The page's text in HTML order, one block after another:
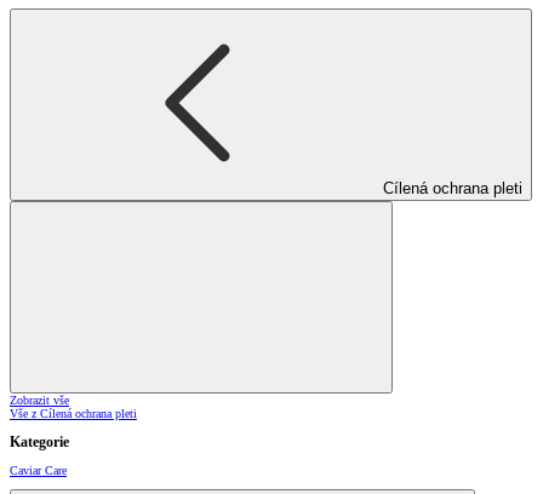
Cílená ochrana pleti
Zobrazit vše
Vše z Cílená ochrana pleti
Kategorie
Caviar Care